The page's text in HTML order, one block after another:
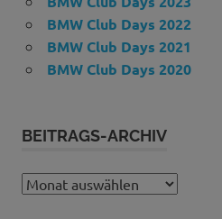
BMW Club Days 2022
BMW Club Days 2021
BMW Club Days 2020
BEITRAGS-ARCHIV
Beitrags-